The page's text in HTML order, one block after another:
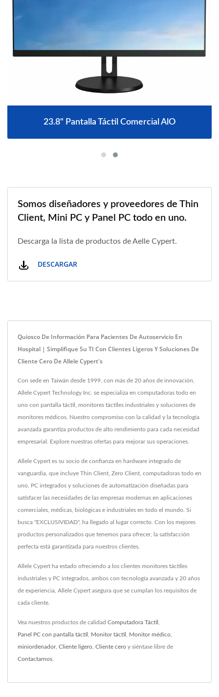
23.8" Pantalla Táctil Comercial AlO
Somos diseñadores y proveedores de Thin
Client, Mini PC y Panel PC todo en uno.
Descarga la lista de productos de Aelle Cypert.
DESCARGAR
Quiosco De Información Para Pacientes De Autoservicio En
Hospital | Simplifique Su TI Con Clientes Ligeros Y Soluciones De
Cliente Cero De Allele Cypert's
Con sede en Taiwán desde 1999, con más de 20 años de innovación,
Allele Cypert Technology Inc. se especializa en computadoras todo en
uno con pantalla táctil, monitores táctiles industriales y soluciones de
monitores médicos. Nuestro compromiso con la calidad y la tecnología
avanzada garantiza productos de alto rendimiento para cada necesidad
empresarial. Explore nuestras ofertas para mejorar sus operaciones.
Allele Cypert es su socio de confianza en hardware integrado de
vanguardia, que incluye Thin Client, Zero Client, computadoras todo en
uno, PC integrados y soluciones de automatización diseñadas para
satisfacer las necesidades de las empresas modernas en aplicaciones
comerciales, médicas, biológicas e industriales en todo el mundo. Si
busca "EXCLUSIVIDAD", ha llegado al lugar correcto. Con los mejores
productos personalizados que tenemos para ofrecer, la satisfacción
perfecta está garantizada para nuestros clientes.
Allele Cypert ha estado ofreciendo a los clientes monitores táctiles
industriales y PC integrados, ambos con tecnología avanzada y 20 años
de experiencia, Allele Cypert asegura que se cumplan los requisitos de
cada cliente.
Vea nuestros productos de calidad Computadora Táctil
Panel PC con pantalla táctil Monitor táctil Monitor médico
miniordenador, Cliente ligero Cliente cero y siéntase libre de
Contactarnos